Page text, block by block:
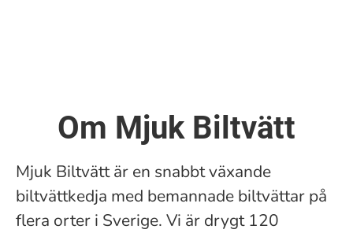
Om Mjuk Biltvätt
Mjuk Biltvätt är en snabbt växande
biltvättkedja med bemannade biltvättar på
flera orter i Sverige. Vi är drygt 120